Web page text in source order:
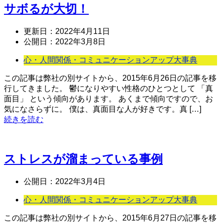
サボるが大切！
更新日： 2022年4月11日
公開日： 2022年3月8日
心・人間関係・コミュニケーションアップ大事典
この記事は弊社の別サイトから、2015年6月26日の記事を移
行してきました。 鬱になりやすい性格のひとつとして 「真
面目」 という傾向があります。 あくまで傾向ですので、お
気になさらずに。 僕は、真面目な人が好きです。真 […]
続きを読む
ストレスが溜まっている事例
公開日： 2022年3月4日
心・人間関係・コミュニケーションアップ大事典
この記事は弊社の別サイトから、2015年6月27日の記事を移